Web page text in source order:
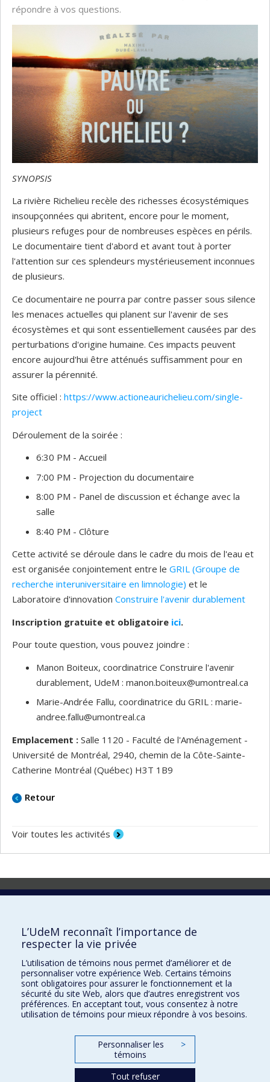
répondre à vos questions.
SYNOPSIS
La rivière Richelieu recèle des richesses écosystémiques
insoupçonnées qui abritent, encore pour le moment,
plusieurs refuges pour de nombreuses espèces en périls.
Le documentaire tient d'abord et avant tout à porter
l'attention sur ces splendeurs mystérieusement inconnues
de plusieurs.
Ce documentaire ne pourra par contre passer sous silence
les menaces actuelles qui planent sur l'avenir de ses
écosystèmes et qui sont essentiellement causées par des
perturbations d'origine humaine. Ces impacts peuvent
encore aujourd'hui être atténués suffisamment pour en
assurer la pérennité.
S ite officiel : https://www.actioneaurichelieu.com/single-
project
D éroulement de la soirée :
6 :30 PM - Accueil
7 :00 PM - Projection du documentaire
8:00 PM - Panel de discussion et échange avec la
salle
8 :40 PM - Clôture
C ette activité se déroule dans le cadre du mois de l'eau et
est organisée conjointement entre le GRIL (Groupe de
recherche interuniversitaire en limnologie) et le
Laboratoire d'innovation Construire l'avenir durablement
I nscription gratuite et obligatoire ici.
P our toute question, vous pouvez joindre :
M anon Boiteux, coordinatrice Construire l'avenir
durablement, UdeM : manon.boiteux@umontreal.ca
M arie-Andrée Fallu, coordinatrice du GRIL : marie-
andree.fallu@umontreal.ca
Emplacement : Salle 1120 - Faculté de l'Aménagement -
Université de Montréal, 2940, chemin de la Côte-Sainte-
Catherine Montréal (Québec) H3T 1B9
Retour
Voir toutes les activités
Laboratoire d'innovation
Vice-rectorat aux affaires étudiantes et aux études
Inven_T
Consortium Santé Numérique
Place aux Premiers Peuples
L’UdeM reconnaît l’importance de
respecter la vie privée
L’utilisation de témoins nous permet d’améliorer et de
personnaliser votre expérience Web. Certains témoins
sont obligatoires pour assurer le fonctionnement et la
sécurité du site Web, alors que d’autres enregistrent vos
préférences. En acceptant tout, vous consentez à notre
utilisation de témoins pour mieux répondre à vos besoins.
Personnaliser les
témoins
>
Tout refuser